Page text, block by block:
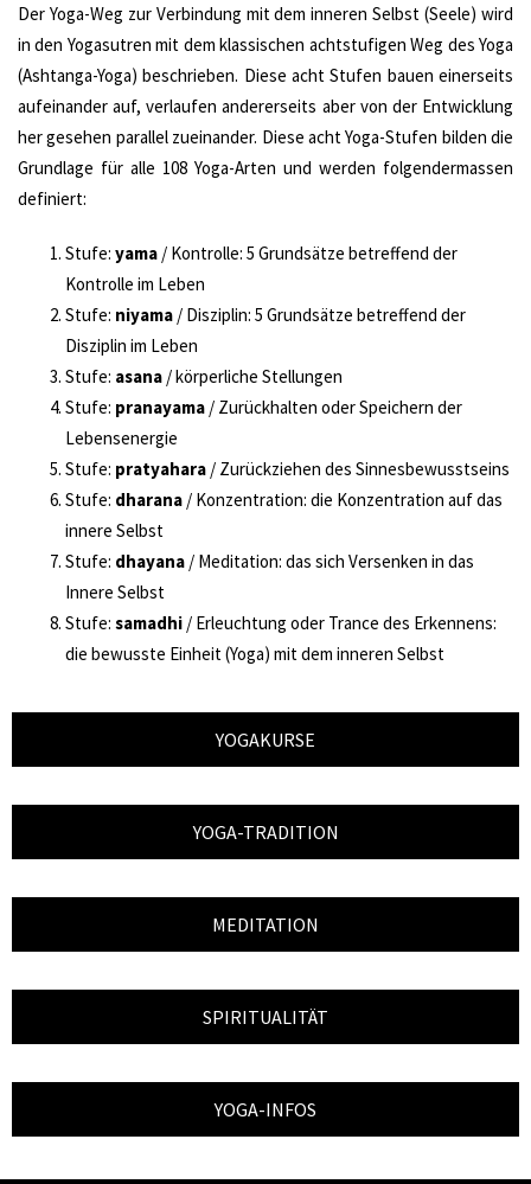
Der Yoga-Weg zur Verbindung mit dem inneren Selbst (Seele) wird
in den Yogasutren mit dem klassischen achtstufigen Weg des Yoga
(Ashtanga-Yoga) beschrieben. Diese acht Stufen bauen einerseits
aufeinander auf, verlaufen andererseits aber von der Entwicklung
her gesehen parallel zueinander. Diese acht Yoga-Stufen bilden die
Grundlage für alle 108 Yoga-Arten und werden folgendermassen
definiert:
Stufe: yama / Kontrolle: 5 Grundsätze betreffend der
Kontrolle im Leben
Stufe: niyama / Disziplin: 5 Grundsätze betreffend der
Disziplin im Leben
Stufe: asana / körperliche Stellungen
Stufe: pranayama / Zurückhalten oder Speichern der
Lebensenergie
Stufe: pratyahara / Zurückziehen des Sinnesbewusstseins
Stufe: dharana / Konzentration: die Konzentration auf das
innere Selbst
Stufe: dhayana / Meditation: das sich Versenken in das
Innere Selbst
Stufe: samadhi / Erleuchtung oder Trance des Erkennens:
die bewusste Einheit (Yoga) mit dem inneren Selbst
YOGAKURSE
YOGA-TRADITION
MEDITATION
SPIRITUALITÄT
YOGA-INFOS